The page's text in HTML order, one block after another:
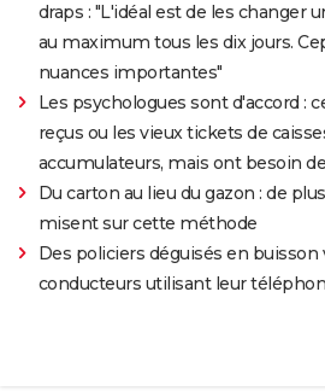
draps : "L'idéal est de les changer
au maximum tous les dix jours.
nuances importantes"
Les psychologues sont d'accord :
reçus ou les vieux tickets de
accumulateurs, mais ont besoin
Du carton au lieu du gazon : de
misent sur cette méthode
Des policiers déguisés en buisson
conducteurs utilisant leur